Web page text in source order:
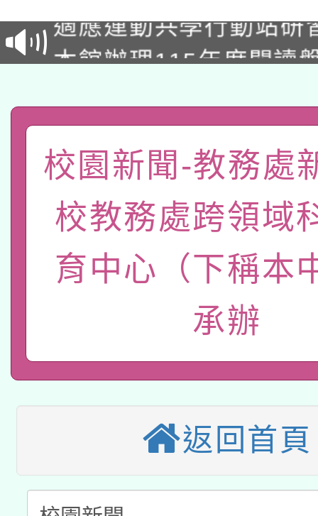
招甄選結果公告(無人
招)
適應運動共學行動站研
本館辦理115年度閱讀
礎課程
A3數位素養講師名單
「數位內容與教學軟體
pilot」
薪期間赴陸應申請許可
轉知經濟部水利署委託
業技術研究院辦理「
用水績優單位及節水達
115年8月22日(星期六
桃園市孔廟祈福系列
開 智慧啟航」
2026年桃園地景藝術
本校115學年度第2次
招甄選結果公告(無人
招)
適應運動共學行動站研
本館辦理115年度閱讀
暨閱讀推動專業研習
科技賦能─人工智慧
礎課程
A3數位素養講師名單
校園新聞-教務處
校教務處跨領域
育中心（下稱本
承辦
返回首頁